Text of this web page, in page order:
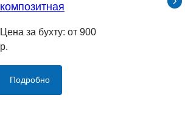
композитная
Цена за бухту: от 900
р.
Подробно